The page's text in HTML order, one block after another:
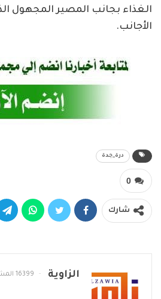
الغذاء بجانب المصير المجهول
الأجانب.
درة_جدة
0
شارك
الزاوية 16399 المشاركات